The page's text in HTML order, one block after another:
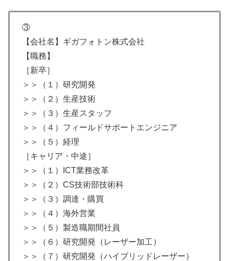
③
【会社名】ギガフォトン株式会社
【職務】
［新卒］
＞＞（１）研究開発
＞＞（２）生産技術
＞＞（３）生産スタッフ
＞＞（４）フィールドサポートエンジニア
＞＞（５）経理
［キャリア・中途］
＞＞（１）ICT業務改革
＞＞（２）CS技術部技術科
＞＞（３）調達・購買
＞＞（４）海外営業
＞＞（５）製造職期間社員
＞＞（６）研究開発（レーザー加工）
＞＞（７）研究開発（ハイブリッドレーザー）